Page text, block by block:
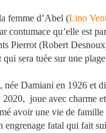
femme d’Abel (Lino
contumace qu’elle est
Pierrot (Robert
sera tuée sur une
née Damiani en 1926 et
2020, joue avec charme
avoir une vie de famille
engrenage fatal qui fait